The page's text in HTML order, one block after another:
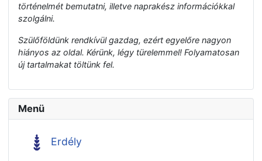
történelmét bemutatni, illetve naprakész információkkal
szolgálni.
Szülőföldünk rendkívül gazdag, ezért egyelőre nagyon
hiányos az oldal. Kérünk, légy türelemmel! Folyamatosan
új tartalmakat töltünk fel.
Menü
Erdély